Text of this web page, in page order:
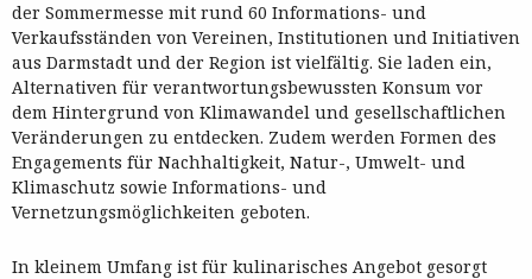
der Sommermesse mit rund 60 Informations- und
Verkaufsständen von Vereinen, Institutionen und Initiativen
aus Darmstadt und der Region ist vielfältig. Sie laden ein,
Alternativen für verantwortungsbewussten Konsum vor
dem Hintergrund von Klimawandel und gesellschaftlichen
Veränderungen zu entdecken. Zudem werden Formen des
Engagements für Nachhaltigkeit, Natur-, Umwelt- und
Klimaschutz sowie Informations- und
Vernetzungsmöglichkeiten geboten.
In kleinem Umfang ist für kulinarisches Angebot gesorgt